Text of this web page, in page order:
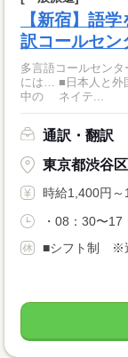
【新宿】語
訳コールセン
多言語コールセンター
には… ■日本人と外
中の ネイテ...
通訳・翻訳
東京都渋谷
時給1,400円～
・08：30〜
■シフト制 ※